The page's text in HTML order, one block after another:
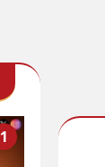
1